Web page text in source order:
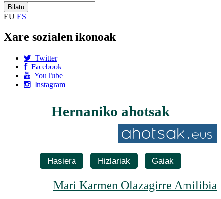
EU ES
Xare sozialen ikonoak
Twitter
Facebook
YouTube
Instagram
Hernaniko ahotsak
Hasiera Hizlariak Gaiak
Mari Karmen Olazagirre Amilibia